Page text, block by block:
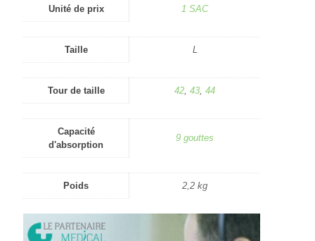
Unité de prix 1 SAC
Taille L
Tour de taille 42, 43, 44
Capacité
d'absorption
9 gouttes
Poids 2,2 kg